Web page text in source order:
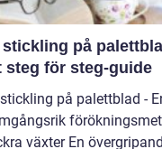
stickling på
steg för steg-guide
på palettblad -
vackra växter En